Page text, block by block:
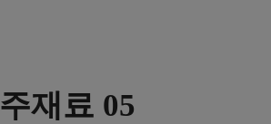
주재료 05